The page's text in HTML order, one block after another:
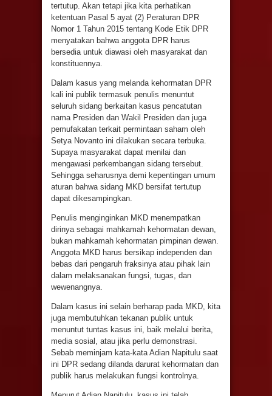
tertutup. Akan tetapi jika kita perhatikan
ketentuan Pasal 5 ayat (2) Peraturan DPR
Nomor 1 Tahun 2015 tentang Kode Etik DPR
menyatakan bahwa anggota DPR harus
bersedia untuk diawasi oleh masyarakat dan
konstituennya.
Dalam kasus yang melanda kehormatan DPR
kali ini publik termasuk penulis menuntut
seluruh sidang berkaitan kasus pencatutan
nama Presiden dan Wakil Presiden dan juga
pemufakatan terkait permintaan saham oleh
Setya Novanto ini dilakukan secara terbuka.
Supaya masyarakat dapat menilai dan
mengawasi perkembangan sidang tersebut.
Sehingga seharusnya demi kepentingan umum
aturan bahwa sidang MKD bersifat tertutup
dapat dikesampingkan.
Penulis menginginkan MKD menempatkan
dirinya sebagai mahkamah kehormatan dewan,
bukan mahkamah kehormatan pimpinan dewan.
Anggota MKD harus bersikap independen dan
bebas dari pengaruh fraksinya atau pihak lain
dalam melaksanakan fungsi, tugas, dan
wewenangnya.
Dalam kasus ini selain berharap pada MKD, kita
juga membutuhkan tekanan publik untuk
menuntut tuntas kasus ini, baik melalui berita,
media sosial, atau jika perlu demonstrasi.
Sebab meminjam kata-kata Adian Napitulu saat
ini DPR sedang dilanda darurat kehormatan dan
publik harus melakukan fungsi kontrolnya.